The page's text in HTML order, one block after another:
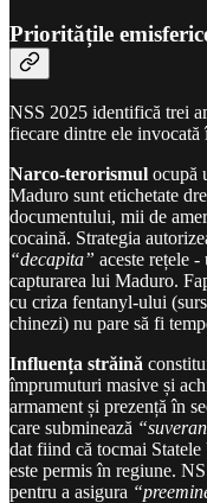
Prioritățile
NSS 2025 identifică trei
fiecare dintre ele
Narco-terorismul ocupă
Maduro sunt etichetate
documentului, mii de
cocaină. Strategia
“decapita” aceste rețele
capturarea lui Maduro.
cu criza fentanyl-ului
chinezi) nu pare să fi
Influența străină
împrumuturi masive și
armament și prezență în
care subminează
dat fiind că tocmai
este permis în regiune.
pentru a asigura